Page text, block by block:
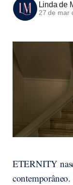
Linda de
27 de mar
ETERNITY